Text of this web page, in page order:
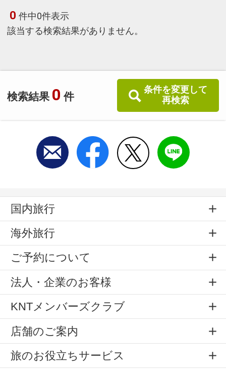
検索結果 0 件
条件を変更して
再検索
0 件中0件表示
該当する検索結果がありません。
国内旅行
海外旅行
ご予約について
法人・企業のお客様
KNTメンバーズクラブ
店舗のご案内
旅のお役立ちサービス